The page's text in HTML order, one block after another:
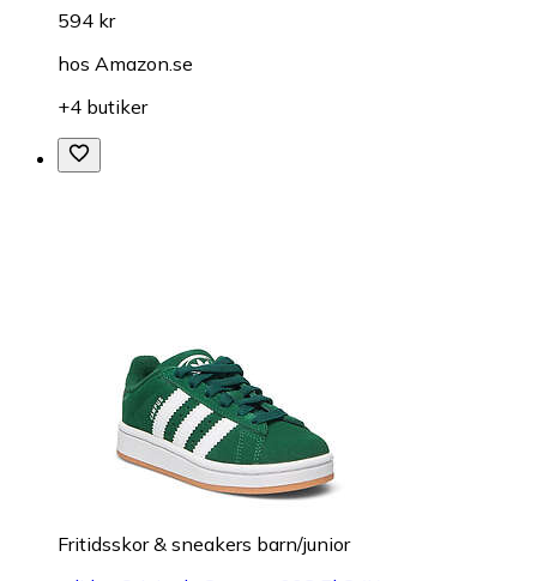
594 kr
hos Amazon.se
+4 butiker
Fritidsskor & sneakers barn/junior